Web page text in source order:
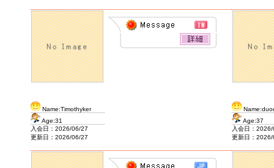
Name:Timothyker
Age:31
入会日：2026/06/27
更新日：2026/06/27
Age:37
入会日：
更新日：